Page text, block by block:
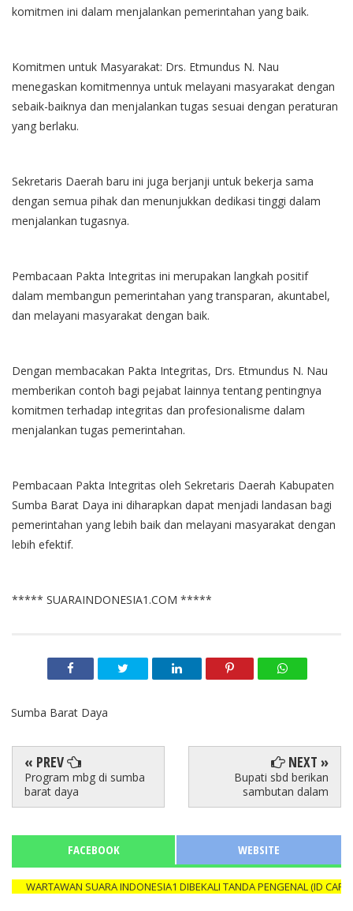
komitmen ini dalam menjalankan pemerintahan yang baik.
Komitmen untuk Masyarakat: Drs. Etmundus N. Nau
menegaskan komitmennya untuk melayani masyarakat dengan
sebaik-baiknya dan menjalankan tugas sesuai dengan peraturan
yang berlaku.
Sekretaris Daerah baru ini juga berjanji untuk bekerja sama
dengan semua pihak dan menunjukkan dedikasi tinggi dalam
menjalankan tugasnya.
Pembacaan Pakta Integritas ini merupakan langkah positif
dalam membangun pemerintahan yang transparan, akuntabel,
dan melayani masyarakat dengan baik.
Dengan membacakan Pakta Integritas, Drs. Etmundus N. Nau
memberikan contoh bagi pejabat lainnya tentang pentingnya
komitmen terhadap integritas dan profesionalisme dalam
menjalankan tugas pemerintahan.
Pembacaan Pakta Integritas oleh Sekretaris Daerah Kabupaten
Sumba Barat Daya ini diharapkan dapat menjadi landasan bagi
pemerintahan yang lebih baik dan melayani masyarakat dengan
lebih efektif.
***** SUARAINDONESIA1.COM *****
Sumba Barat Daya
« PREV
Program mbg di sumba
barat daya
NEXT »
Bupati sbd berikan
sambutan dalam
FACEBOOK WEBSITE
WARTAWAN SUARA INDONESIA1 DIBEKALI TANDA PENGENAL (ID CARD)